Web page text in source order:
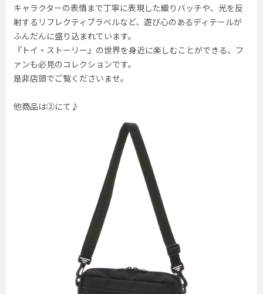
キャラクターの表情まで丁寧に表現した織りバッチや、光を反
射するリフレクティブラベルなど、遊び心のあるディテールが
ふんだんに盛り込まれています。
『トイ・ストーリー』の世界を身近に楽しむことができる、フ
ァンも必見のコレクションです。
是非店頭でご覧くださいませ。
他商品は②にて♪